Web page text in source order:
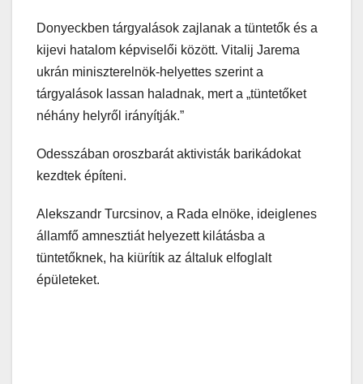
Donyeckben tárgyalások zajlanak a tüntetők és a
kijevi hatalom képviselői között. Vitalij Jarema
ukrán miniszterelnök-helyettes szerint a
tárgyalások lassan haladnak, mert a „tüntetőket
néhány helyről irányítják.”
Odesszában oroszbarát aktivisták barikádokat
kezdtek építeni.
Alekszandr Turcsinov, a Rada elnöke, ideiglenes
államfő amnesztiát helyezett kilátásba a
tüntetőknek, ha kiürítik az általuk elfoglalt
épületeket.